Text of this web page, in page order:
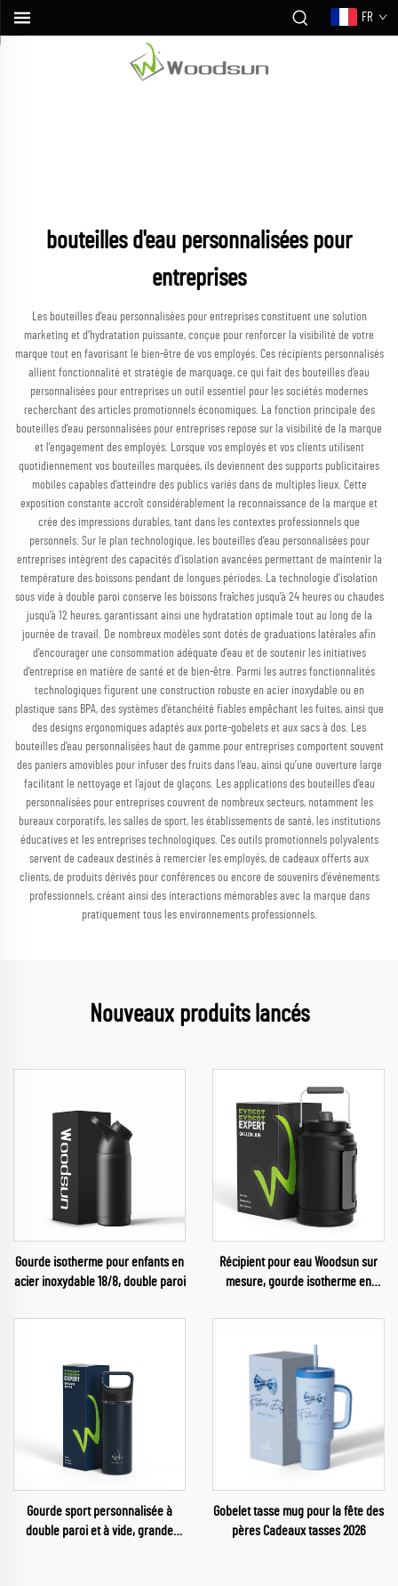
FR
bouteilles d'eau personnalisées pour
entreprises
Les bouteilles d’eau personnalisées pour entreprises constituent une solution
marketing et d’hydratation puissante, conçue pour renforcer la visibilité de votre
marque tout en favorisant le bien-être de vos employés. Ces récipients personnalisés
allient fonctionnalité et stratégie de marquage, ce qui fait des bouteilles d’eau
personnalisées pour entreprises un outil essentiel pour les sociétés modernes
recherchant des articles promotionnels économiques. La fonction principale des
bouteilles d’eau personnalisées pour entreprises repose sur la visibilité de la marque
et l’engagement des employés. Lorsque vos employés et vos clients utilisent
quotidiennement vos bouteilles marquées, ils deviennent des supports publicitaires
mobiles capables d’atteindre des publics variés dans de multiples lieux. Cette
exposition constante accroît considérablement la reconnaissance de la marque et
crée des impressions durables, tant dans les contextes professionnels que
personnels. Sur le plan technologique, les bouteilles d’eau personnalisées pour
entreprises intègrent des capacités d’isolation avancées permettant de maintenir la
température des boissons pendant de longues périodes. La technologie d’isolation
sous vide à double paroi conserve les boissons fraîches jusqu’à 24 heures ou chaudes
jusqu’à 12 heures, garantissant ainsi une hydratation optimale tout au long de la
journée de travail. De nombreux modèles sont dotés de graduations latérales afin
d’encourager une consommation adéquate d’eau et de soutenir les initiatives
d’entreprise en matière de santé et de bien-être. Parmi les autres fonctionnalités
technologiques figurent une construction robuste en acier inoxydable ou en
plastique sans BPA, des systèmes d’étanchéité fiables empêchant les fuites, ainsi que
des designs ergonomiques adaptés aux porte-gobelets et aux sacs à dos. Les
bouteilles d’eau personnalisées haut de gamme pour entreprises comportent souvent
des paniers amovibles pour infuser des fruits dans l’eau, ainsi qu’une ouverture large
facilitant le nettoyage et l’ajout de glaçons. Les applications des bouteilles d’eau
personnalisées pour entreprises couvrent de nombreux secteurs, notamment les
bureaux corporatifs, les salles de sport, les établissements de santé, les institutions
éducatives et les entreprises technologiques. Ces outils promotionnels polyvalents
servent de cadeaux destinés à remercier les employés, de cadeaux offerts aux
clients, de produits dérivés pour conférences ou encore de souvenirs d’événements
professionnels, créant ainsi des interactions mémorables avec la marque dans
pratiquement tous les environnements professionnels.
Nouveaux produits lancés
Gourde isotherme pour enfants en
acier inoxydable 18/8, double paroi
Récipient pour eau Woodsun sur
mesure, gourde isotherme en
Gourde sport personnalisée à
double paroi et à vide, grande
Gobelet tasse mug pour la fête des
pères Cadeaux tasses 2026